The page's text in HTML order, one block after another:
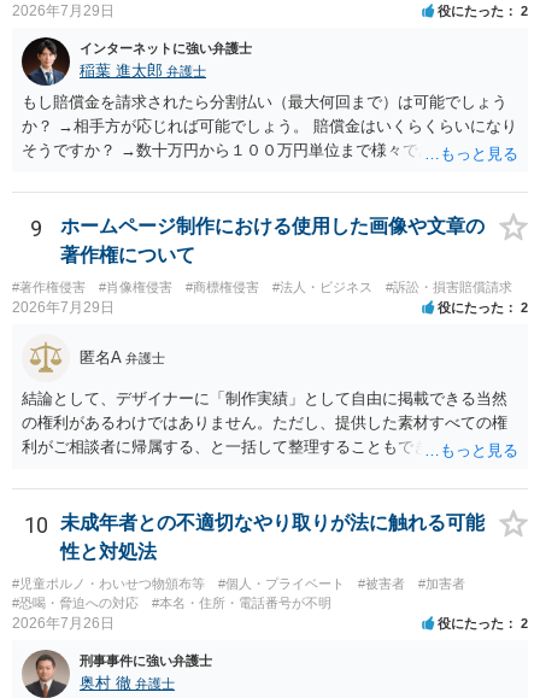
2026年7月29日 役にたった 2
インターネットに強い弁護士
稲葉 進太郎 弁護士
もし賠償金を請求されたら分割払い（最大何回まで）は可能でしょう
か？ →相手方が応じれば可能でしょう。 賠償金はいくらくらいになり
そうですか？ →数十万円から１００万円単位まで様々であり、不明で
渉が行われ、双方合意に至れば支払が開始され、決裂して相手方が訴
訟提起を選択すれば訴訟の中で解決がなされる流れが通常です。
9
ホームページ制作における使用した画像や文章の
著作権について
#著作権侵害 #肖像権侵害 #商標権侵害 #法人・ビジネス #訴訟・損害賠償請求
2026年7月29日 役にたった 2
匿名A 弁護士
結論として、デザイナーに「制作実績」として自由に掲載できる当然
の権利があるわけではありません。ただし、提供した素材すべての権
利がご相談者に帰属する、と一括して整理することもできません。 ご
身が著作権者です。 他方、ブランド名、文字主体のロゴ、商品情報、
短いキャッチコピー、販売コンセプトなどは、通常、著作物には当た
りません。ただし、ロゴに独自の図形やイラスト等が含まれる場合に
は、その表現部分が著作物となる可能性があります。 また、人物写真
の著作権は撮影者に、肖像に関する権利は被写体本人に帰属します
（著作権法2条・17条）。 ウェブサイト全体に当然に著作権が生じる
等は別として、一般的なレイアウトや配色、依頼者から提供された素
材を希望に沿って配置した部分には、通常、著作物性は認められにく
10
未成年者との不適切なやり取りが法に触れる可能
性と対処法
#児童ポルノ・わいせつ物頒布等 #個人・プライベート #被害者
#加害者
#恐喝・脅迫への対応
#本名・住所・電話番号が不明
2026年7月26日 役にたった 2
刑事事件に強い弁護士
奥村 徹 弁護士